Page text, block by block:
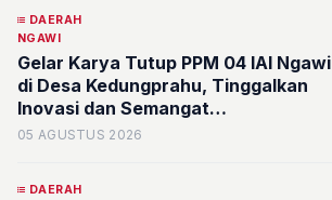
DAERAH
NGAWI
Gelar Karya Tutup PPM 04 IAI Ngawi
di Desa Kedungprahu, Tinggalkan
Inovasi dan Semangat
Pemberdayaan Masyarakat
05 AGUSTUS 2026
DAERAH